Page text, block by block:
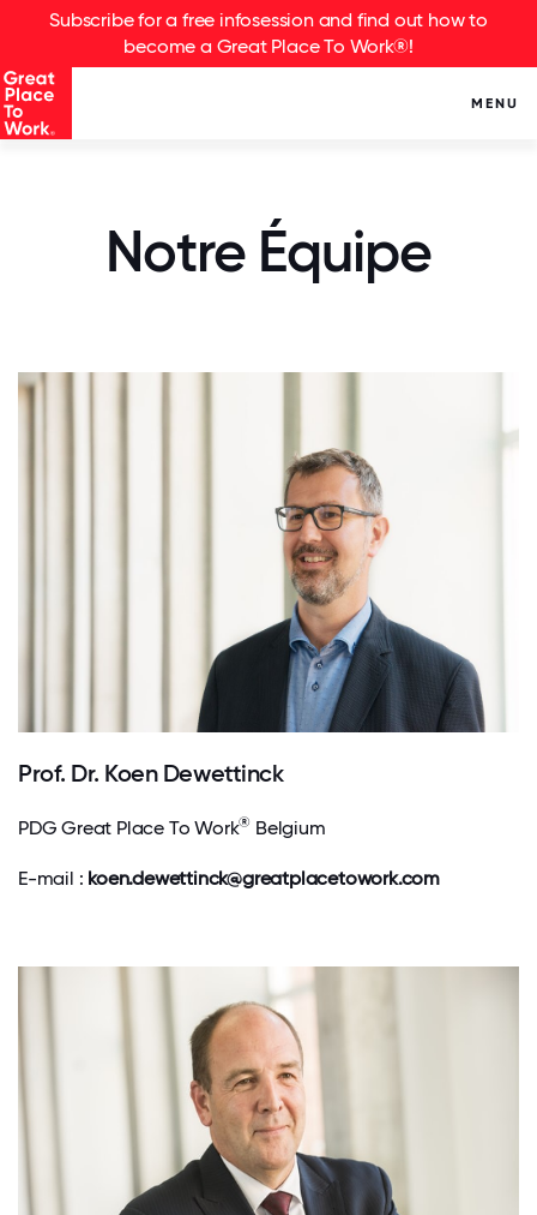
Subscribe for a free infosession and find out how to
become a Great Place To Work®!
MENU
Notre Équipe
Prof. Dr. Koen Dewettinck
PDG Great Place To Work® Belgium
E-mail : koen.dewettinck@greatplacetowork.com